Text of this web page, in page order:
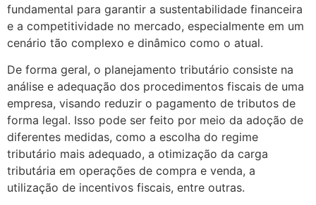
fundamental para garantir a sustentabilidade financeira
e a competitividade no mercado, especialmente em um
cenário tão complexo e dinâmico como o atual.
De forma geral, o planejamento tributário consiste na
análise e adequação dos procedimentos fiscais de uma
empresa, visando reduzir o pagamento de tributos de
forma legal. Isso pode ser feito por meio da adoção de
diferentes medidas, como a escolha do regime
tributário mais adequado, a otimização da carga
tributária em operações de compra e venda, a
utilização de incentivos fiscais, entre outras.